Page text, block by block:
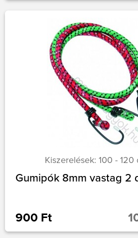
Kiszerelések: 100 - 120
Gumipók 8mm vastag 2
900 Ft